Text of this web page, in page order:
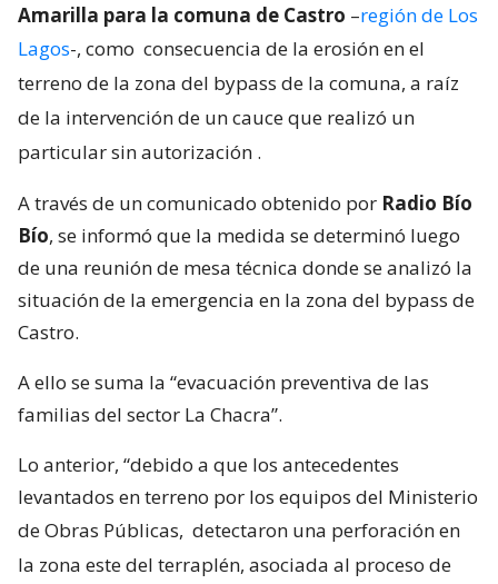
Amarilla para la comuna de Castro –región de Los
Lagos-, como consecuencia de la erosión en el
terreno de la zona del bypass de la comuna, a raíz
de la intervención de un cauce que realizó un
particular sin autorización .
A través de un comunicado obtenido por Radio Bío
Bío, se informó que la medida se determinó luego
de una reunión de mesa técnica donde se analizó la
situación de la emergencia en la zona del bypass de
Castro.
A ello se suma la “evacuación preventiva de las
familias del sector La Chacra”.
Lo anterior, “debido a que los antecedentes
levantados en terreno por los equipos del Ministerio
de Obras Públicas, detectaron una perforación en
la zona este del terraplén, asociada al proceso de